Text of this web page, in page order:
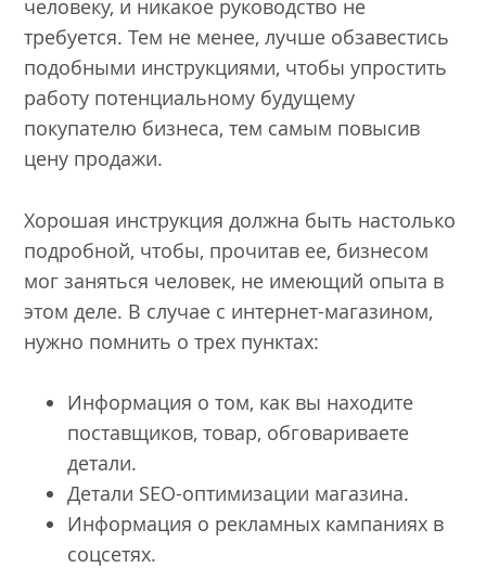
человеку, и никакое руководство не
требуется. Тем не менее, лучше обзавестись
подобными инструкциями, чтобы упростить
работу потенциальному будущему
покупателю бизнеса, тем самым повысив
цену продажи.
Хорошая инструкция должна быть настолько
подробной, чтобы, прочитав ее, бизнесом
мог заняться человек, не имеющий опыта в
этом деле. В случае с интернет-магазином,
нужно помнить о трех пунктах:
Информация о том, как вы находите
поставщиков, товар, обговариваете
детали.
Детали SEO-оптимизации магазина.
Информация о рекламных кампаниях в
соцсетях.